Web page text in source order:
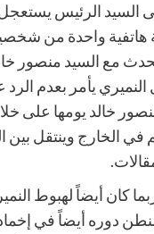
السيد الرئيس
هاتفية واحدة من
مع السيد منصور
يأمر بعدم الرد
خالد يومها على
في الخارج وينتقل
كان أيضاً لهبوط
دوره أيضاً في إخماد